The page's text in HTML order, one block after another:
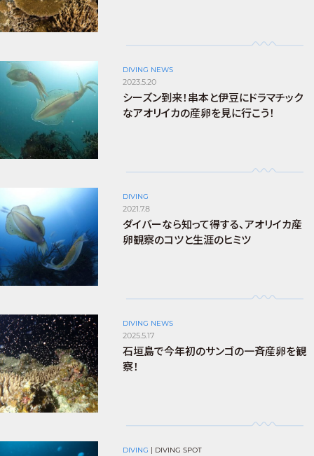
DIVING NEWS
2023.5.20
シーズン到来！串本と伊豆にドラマチック
なアオリイカの産卵を見に行こう！
DIVING
2021.7.8
ダイバーなら知って得する、アオリイカ産
卵観察のコツと生涯のヒミツ
DIVING NEWS
2025.5.17
石垣島で今年初のサンゴの一斉産卵を観
察！
DIVING | DIVING SPOT